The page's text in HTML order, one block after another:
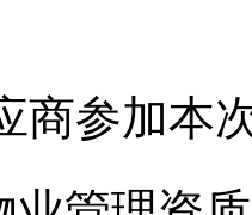
商参加本